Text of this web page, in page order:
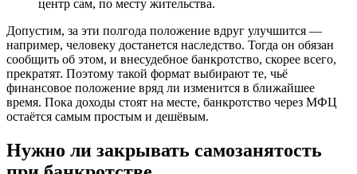
центр сам, по месту жительства.
Допустим, за эти полгода положение вдруг улучшится —
например, человеку достанется наследство. Тогда он обязан
сообщить об этом, и внесудебное банкротство, скорее всего,
прекратят. Поэтому такой формат выбирают те, чьё
финансовое положение вряд ли изменится в ближайшее
время. Пока доходы стоят на месте, банкротство через МФЦ
остаётся самым простым и дешёвым.
Нужно ли закрывать самозанятость